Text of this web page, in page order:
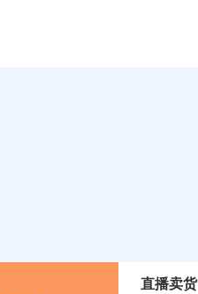
直播卖货